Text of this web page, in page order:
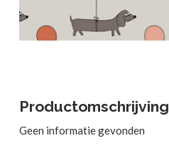
Productomschrijving
Geen informatie gevonden